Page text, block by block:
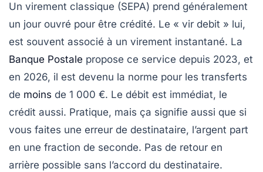
Un virement classique (SEPA) prend généralement
un jour ouvré pour être crédité. Le « vir debit » lui,
est souvent associé à un virement instantané. La
Banque Postale propose ce service depuis 2023, et
en 2026, il est devenu la norme pour les transferts
de moins de 1 000 €. Le débit est immédiat, le
crédit aussi. Pratique, mais ça signifie aussi que si
vous faites une erreur de destinataire, l’argent part
en une fraction de seconde. Pas de retour en
arrière possible sans l’accord du destinataire.